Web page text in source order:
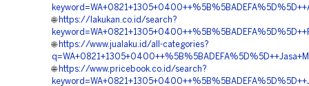
🌐 https://lakukan.co.id/search?
🌐 https://www.jualaku.id/all-categories?
🌐 https://www.pricebook.co.id/search?